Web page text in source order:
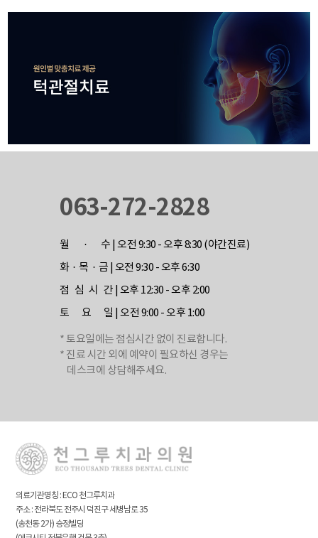
063-272-2828
월 · 수 | 오전 9:30 - 오후 8:30 (야간진료)
화 · 목 · 금 | 오전 9:30 - 오후 6:30
점 심 시 간 | 오후 12:30 - 오후 2:00
토 요 일 | 오전 9:00 - 오후 1:00
* 토요일에는 점심시간 없이 진료합니다.
* 진료 시간 외에 예약이 필요하신 경우는
데스크에 상담해주세요.
의료기관명칭 : ECO 천그루치과
주소 : 전라북도 전주시 덕진구 세병남로 35
(송천동 2가) 승정빌딩